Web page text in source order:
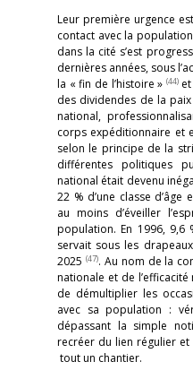
Leur première urgence
contact avec la
dans la cité s’est
dernières années, sous
la « fin de l’histoire » (44)et
des dividendes de la paix
national,
corps expéditionnaire et
selon le principe de la
différentes politiques
national était devenu
22 % d’une classe d’âge
au moins d’éveiller
population. En 1996,
servait sous les
2025 (47). Au nom de la
nationale et de
de démultiplier les
avec sa population :
dépassant la simple
recréer du lien régulier
tout un chantier.